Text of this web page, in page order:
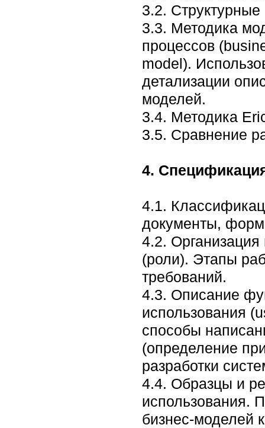
3.2.
3.3. Методика
процессов
model).
детализации
моделей.
3.4. Методика
3.5. Сравнение
4.
4.1.
документы,
4.2.
(роли). Этапы
требований.
4.3. Описание
использования
способы
(определение
разработки
4.4. Образцы и
использования.
бизнес-моделей